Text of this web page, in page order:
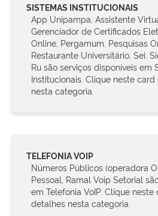
SISTEMAS INSTITUCIONAIS
App Unipampa, Assistente
Gerenciador de Certificados
Online, Pergamum, Pesquisas
Restaurante Universitário, Sei,
Ru são serviços disponíveis em
Institucionais. Clique neste
nesta categoria.
TELEFONIA VOIP
Números Públicos (operadora
Pessoal, Ramal Voip Setorial
em Telefonia VoIP. Clique
detalhes nesta categoria.